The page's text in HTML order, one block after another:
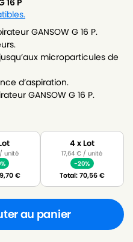
16 P
GANSOW G 16 P.
microparticules de
d’aspiration.
GANSOW G 16 P.
/ unité
€
4 x Lot
17,64€ / unité
-20%
Total:70,56€
au panier